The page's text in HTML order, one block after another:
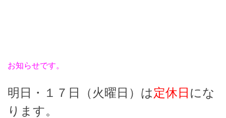
お知らせです。
明日・１７日（火曜日）は定休日 にな
ります。